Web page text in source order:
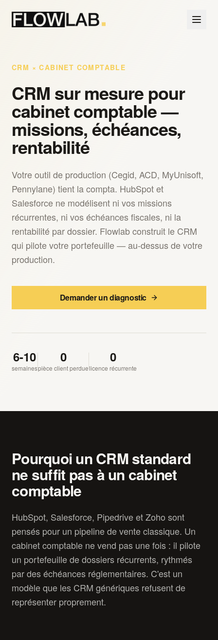
CRM × CABINET COMPTABLE
CRM sur mesure pour
cabinet comptable —
missions, échéances,
rentabilité
Votre outil de production (Cegid, ACD, MyUnisoft,
Pennylane) tient la compta. HubSpot et
Salesforce ne modélisent ni vos missions
récurrentes, ni vos échéances fiscales, ni la
rentabilité par dossier. Flowlab construit le CRM
qui pilote votre portefeuille — au-dessus de votre
production.
Demander un diagnostic
6-10
semaines
0
pièce client perdue
0
licence récurrente
Pourquoi un CRM standard
ne suffit pas à un cabinet
comptable
HubSpot, Salesforce, Pipedrive et Zoho sont
pensés pour un pipeline de vente classique. Un
cabinet comptable ne vend pas une fois : il pilote
un portefeuille de dossiers récurrents, rythmés
par des échéances réglementaires. C'est un
modèle que les CRM génériques refusent de
représenter proprement.